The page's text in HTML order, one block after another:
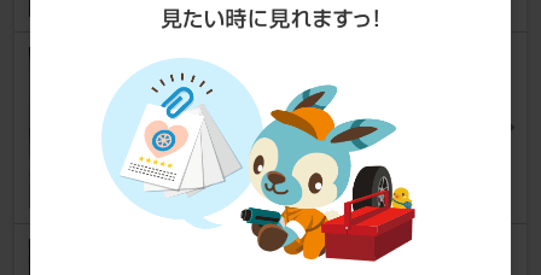
ファンベルト交換
セレナ
ゴン太くん_さん
30
【C26】【脱着方法】センター